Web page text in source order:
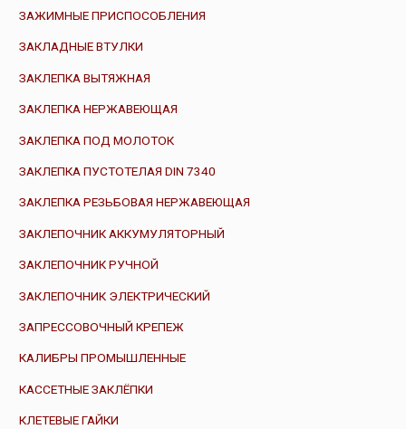
ЗАЖИМНЫЕ ПРИСПОСОБЛЕНИЯ
ЗАКЛАДНЫЕ ВТУЛКИ
ЗАКЛЕПКА ВЫТЯЖНАЯ
ЗАКЛЕПКА НЕРЖАВЕЮЩАЯ
ЗАКЛЕПКА ПОД МОЛОТОК
ЗАКЛЕПКА ПУСТОТЕЛАЯ DIN 7340
ЗАКЛЕПКА РЕЗЬБОВАЯ НЕРЖАВЕЮЩАЯ
ЗАКЛЕПОЧНИК АККУМУЛЯТОРНЫЙ
ЗАКЛЕПОЧНИК РУЧНОЙ
ЗАКЛЕПОЧНИК ЭЛЕКТРИЧЕСКИЙ
ЗАПРЕССОВОЧНЫЙ КРЕПЕЖ
КАЛИБРЫ ПРОМЫШЛЕННЫЕ
КАССЕТНЫЕ ЗАКЛЁПКИ
КЛЕТЕВЫЕ ГАЙКИ